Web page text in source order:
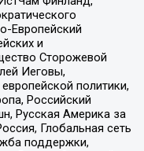
Европейский
и
Сторожевой
Иеговы,
политики,
Российский
Русская Америка за
Глобальная сеть
поддержки,